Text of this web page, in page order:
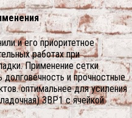
и его приоритетное
работах при
Применение сетки
и прочностные
оптимальнее для усиления
3ВР1 с ячейкой